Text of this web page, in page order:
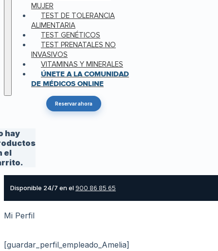
MUJER
TEST DE TOLERANCIA
ALIMENTARIA
TEST GENÉTICOS
TEST PRENATALES NO
INVASIVOS
VITAMINAS Y MINERALES
ÚNETE A LA COMUNIDAD
DE MÉDICOS ONLINE
Reservar ahora
hay
el
Disponible 24/7 en el 900 86 85 65
Mi Perfil
[guardar_perfil_empleado_Amelia]